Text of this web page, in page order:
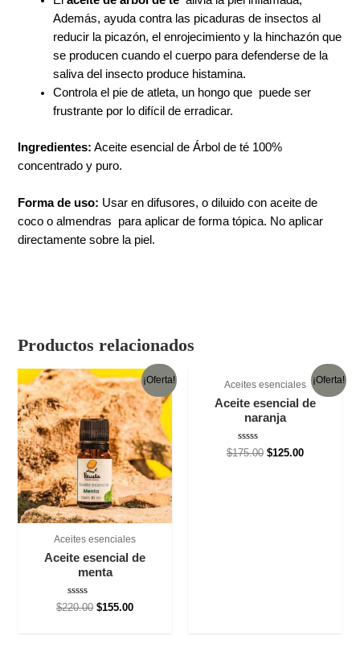
Además, ayuda contra las picaduras de insectos al
reducir la picazón, el enrojecimiento y la hinchazón que
se producen cuando el cuerpo para defenderse de la
saliva del insecto produce histamina.
Controla el pie de atleta, un hongo que puede ser
frustrante por lo difícil de erradicar.
Ingredientes: Aceite esencial de Árbol de té 100%
concentrado y puro.
Forma de uso: Usar en difusores, o diluido con aceite de
coco o almendras para aplicar de forma tópica. No aplicar
directamente sobre la piel.
Productos relacionados
¡Oferta!
Aceites esenciales
Aceite esencial de
menta
Valorado
con
$220.00 El
$155.00El
¡Oferta!
Aceites esenciales
Aceite esencial de
naranja
Valorado
$175.00 El
$125.00El